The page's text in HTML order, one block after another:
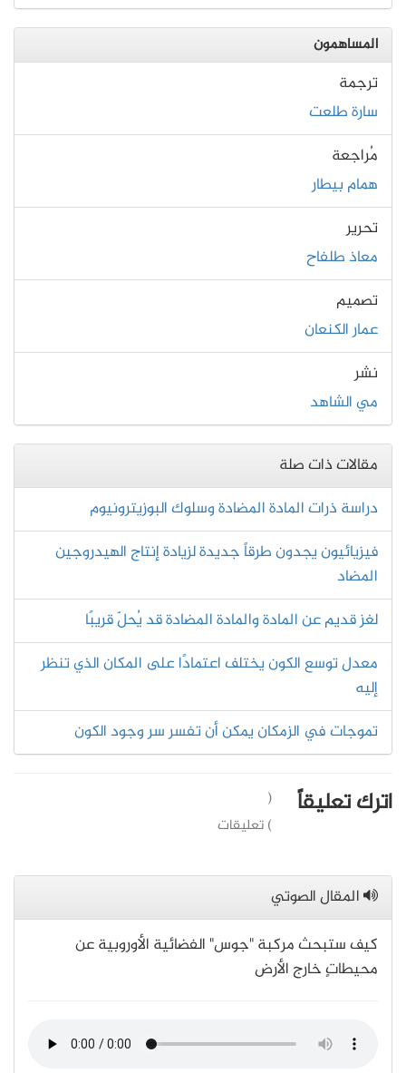
المساهمون
ترجمة
سارة طلعت
مُراجعة
همام بيطار
تحرير
معاذ طلفاح
تصميم
عمار الكنعان
نشر
مي الشاهد
مقالات ذات صلة
دراسة ذرات المادة المضادة وسلوك البوزيترونيوم
فيزيائيون يجدون طرقاً جديدة لزيادة إنتاج الهيدروجين
المضاد
لغز قديم عن المادة والمادة المضادة قد يُحلّ قريبًا
معدل توسع الكون يختلف اعتمادًا على المكان الذي تنظر
إليه
تموجات في الزمكان يمكن أن تفسر سر وجود الكون
اترك تعليقاً
(
) تعليقات
المقال الصوتي
كيف ستبحث مركبة "جوس" الفضائية الأوروبية عن
محيطاتٍ خارج الأرض